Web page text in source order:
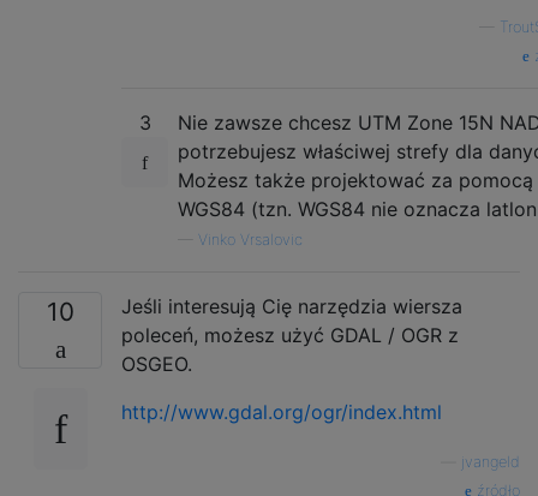
3
Nie zawsze chcesz UTM Zone 15N
potrzebujesz właściwej strefy dla
Możesz także projektować za pomocą
WGS84 (tzn. WGS84 nie oznacza
Vinko Vrsalovic
10
Jeśli interesują Cię narzędzia wiersza
poleceń, możesz użyć GDAL / OGR z
OSGEO.
http://www.gdal.org/ogr/index.html
jvangeld
źródło